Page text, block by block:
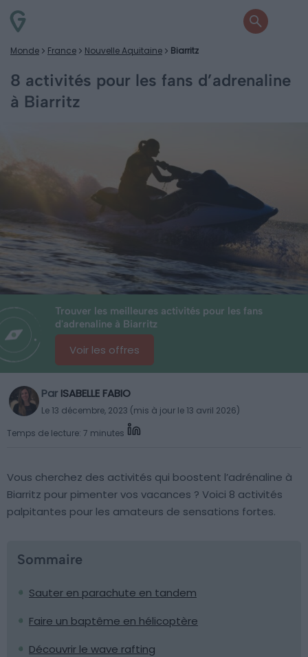
Monde France Nouvelle Aquitaine Biarritz
8 activités pour les fans d’adrenaline
à Biarritz
Trouver les meilleures activités pour les fans
d'adrenaline à Biarritz
Voir les offres
Par ISABELLE FABIO
Le 13 décembre, 2023 (mis à jour le 13 avril 2026)
Temps de lecture: 7 minutes
Vous cherchez des activités qui boostent l’adrénaline à
Biarritz pour pimenter vos vacances ? Voici 8 activités
palpitantes pour les amateurs de sensations fortes.
Sommaire
Sauter en parachute en tandem
Faire un baptême en hélicoptère
Découvrir le wave rafting